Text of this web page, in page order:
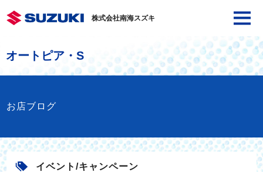
株式会社南海スズキ
オートピア・S
お店ブログ
イベント/キャンペーン